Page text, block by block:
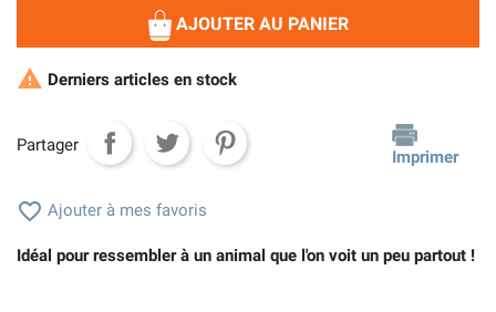
AJOUTER AU PANIER
 Derniers articles en stock
Partager
Imprimer
 Ajouter à mes favoris
Idéal pour ressembler à un animal que l'on voit un peu partout !